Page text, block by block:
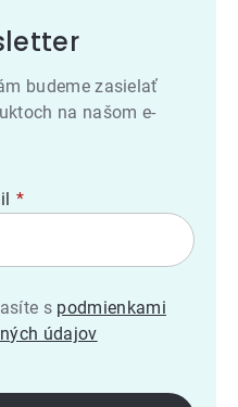
budeme zasielať
na našom e-
s podmienkami
údajov